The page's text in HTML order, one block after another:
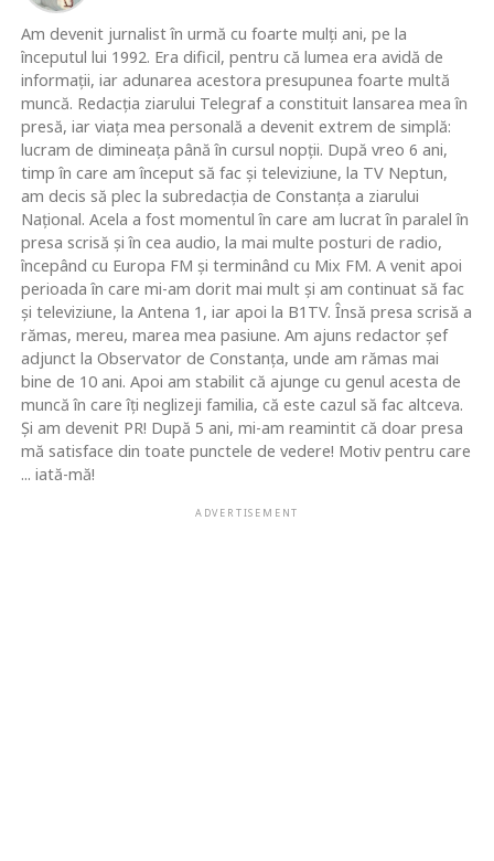
Am devenit jurnalist în urmă cu foarte mulţi ani, pe la
începutul lui 1992. Era dificil, pentru că lumea era avidă de
informaţii, iar adunarea acestora presupunea foarte multă
muncă. Redacţia ziarului Telegraf a constituit lansarea mea în
presă, iar viaţa mea personală a devenit extrem de simplă:
lucram de dimineaţa până în cursul nopţii. După vreo 6 ani,
timp în care am început să fac şi televiziune, la TV Neptun,
am decis să plec la subredacţia de Constanţa a ziarului
Naţional. Acela a fost momentul în care am lucrat în paralel în
presa scrisă şi în cea audio, la mai multe posturi de radio,
începând cu Europa FM şi terminând cu Mix FM. A venit apoi
perioada în care mi-am dorit mai mult şi am continuat să fac
şi televiziune, la Antena 1, iar apoi la B1TV. Însă presa scrisă a
rămas, mereu, marea mea pasiune. Am ajuns redactor şef
adjunct la Observator de Constanţa, unde am rămas mai
bine de 10 ani. Apoi am stabilit că ajunge cu genul acesta de
muncă în care îţi neglizeji familia, că este cazul să fac altceva.
Şi am devenit PR! După 5 ani, mi-am reamintit că doar presa
mă satisface din toate punctele de vedere! Motiv pentru care
... iată-mă!
ADVERTISEMENT